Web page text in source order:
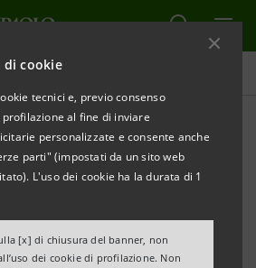
di cookie
tecnici e, previo consenso
profilazione al fine di inviare
personalizzate e consente anche
parti" (impostati da un sito web
L'uso dei cookie ha la durata di 1
[x] di chiusura del banner, non
dei cookie di profilazione. Non
€10 milioni
per produrre